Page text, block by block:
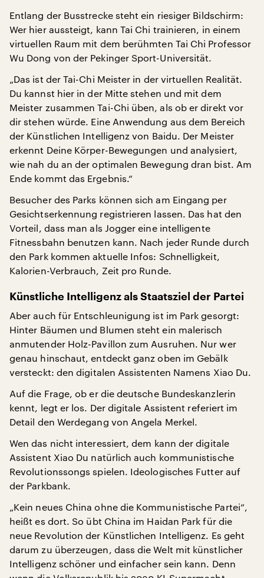
Entlang der Busstrecke steht ein riesiger Bildschirm:
Wer hier aussteigt, kann Tai Chi trainieren, in einem
virtuellen Raum mit dem berühmten Tai Chi Professor
Wu Dong von der Pekinger Sport-Universität.
„Das ist der Tai-Chi Meister in der virtuellen Realität.
Du kannst hier in der Mitte stehen und mit dem
Meister zusammen Tai-Chi üben, als ob er direkt vor
dir stehen würde. Eine Anwendung aus dem Bereich
der Künstlichen Intelligenz von Baidu. Der Meister
erkennt Deine Körper-Bewegungen und analysiert,
wie nah du an der optimalen Bewegung dran bist. Am
Ende kommt das Ergebnis.“
Besucher des Parks können sich am Eingang per
Gesichtserkennung registrieren lassen. Das hat den
Vorteil, dass man als Jogger eine intelligente
Fitnessbahn benutzen kann. Nach jeder Runde durch
den Park kommen aktuelle Infos: Schnelligkeit,
Kalorien-Verbrauch, Zeit pro Runde.
Künstliche Intelligenz als Staatsziel der Partei
Aber auch für Entschleunigung ist im Park gesorgt:
Hinter Bäumen und Blumen steht ein malerisch
anmutender Holz-Pavillon zum Ausruhen. Nur wer
genau hinschaut, entdeckt ganz oben im Gebälk
versteckt: den digitalen Assistenten Namens Xiao Du.
Auf die Frage, ob er die deutsche Bundeskanzlerin
kennt, legt er los. Der digitale Assistent referiert im
Detail den Werdegang von Angela Merkel.
Wen das nicht interessiert, dem kann der digitale
Assistent Xiao Du natürlich auch kommunistische
Revolutionssongs spielen. Ideologisches Futter auf
der Parkbank.
„Kein neues China ohne die Kommunistische Partei“,
heißt es dort. So übt China im Haidan Park für die
neue Revolution der Künstlichen Intelligenz. Es geht
darum zu überzeugen, dass die Welt mit künstlicher
Intelligenz schöner und einfacher sein kann. Denn